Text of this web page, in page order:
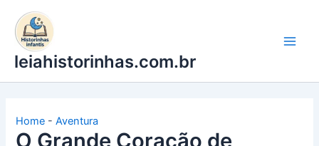
para
conteúdo
leiahistorinhas.com.br
Home -Aventura
O Grande Coração de